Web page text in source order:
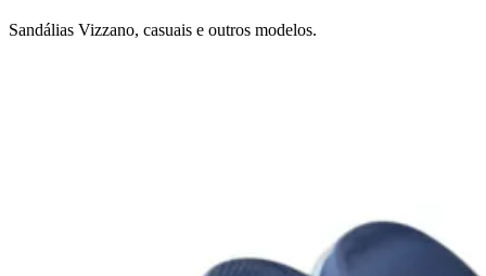
Sandálias Vizzano, casuais e outros modelos.